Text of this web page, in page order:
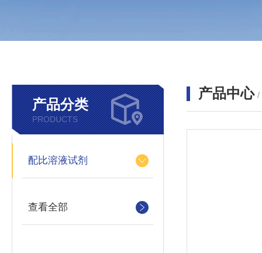
产品分类
PRODUCTS
配比溶液试剂
查看全部
产品中心 /